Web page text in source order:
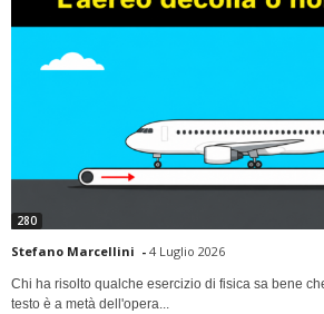
280
Stefano Marcellini - 4 Luglio 2026
Chi ha risolto qualche esercizio di fisica sa bene
testo è a metà dell'opera...